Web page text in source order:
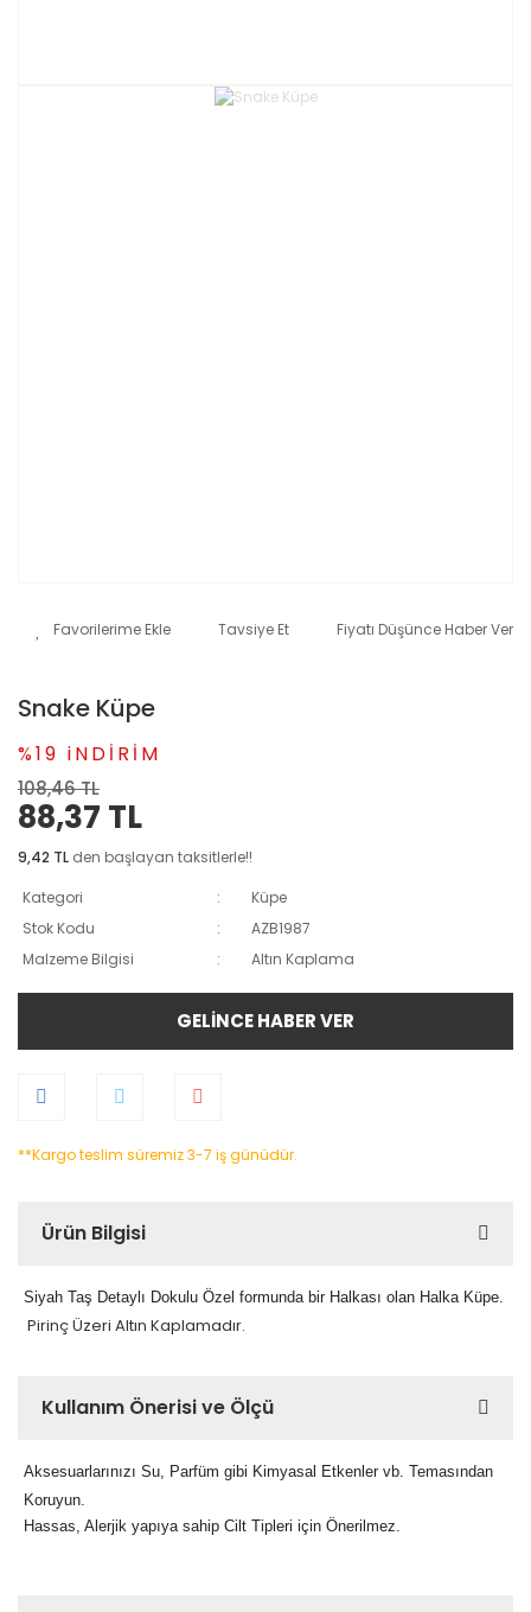
Tavsiye Et Fiyatı Düşünce Haber Ver
Snake Küpe
%19 iNDİRİM
108,46 TL
88,37 TL
9,42 TL den başlayan taksitlerle!!
Kategori
Küpe
Stok Kodu
AZB1987
Malzeme Bilgisi
Altın Kaplama
GELİNCE HABER VER
**Kargo teslim süremiz 3-7 iş günüdür.
Ürün Bilgisi
Siyah Taş Detaylı Dokulu Özel formunda bir Halkası olan Halka Küpe.
Pirinç Üzeri Altın Kaplamadır.
Kullanım Önerisi ve Ölçü
Aksesuarlarınızı Su, Parfüm gibi Kimyasal Etkenler vb. Temasından
Koruyun.
Hassas, Alerjik yapıya sahip Cilt Tipleri için Önerilmez.